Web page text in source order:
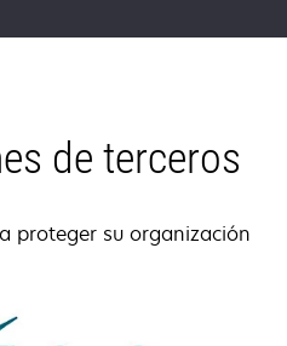
de terceros
proteger su organización